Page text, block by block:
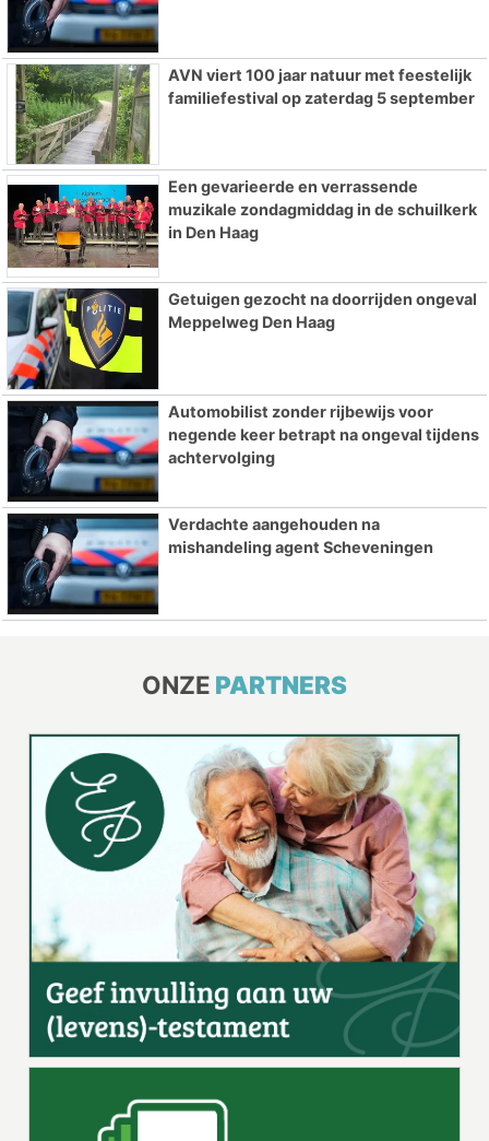
AVN viert 100 jaar natuur met feestelijk
familiefestival op zaterdag 5 september
Een gevarieerde en verrassende
muzikale zondagmiddag in de schuilkerk
in Den Haag
Getuigen gezocht na doorrijden ongeval
Meppelweg Den Haag
Automobilist zonder rijbewijs voor
negende keer betrapt na ongeval tijdens
achtervolging
Verdachte aangehouden na
mishandeling agent Scheveningen
ONZE PARTNERS